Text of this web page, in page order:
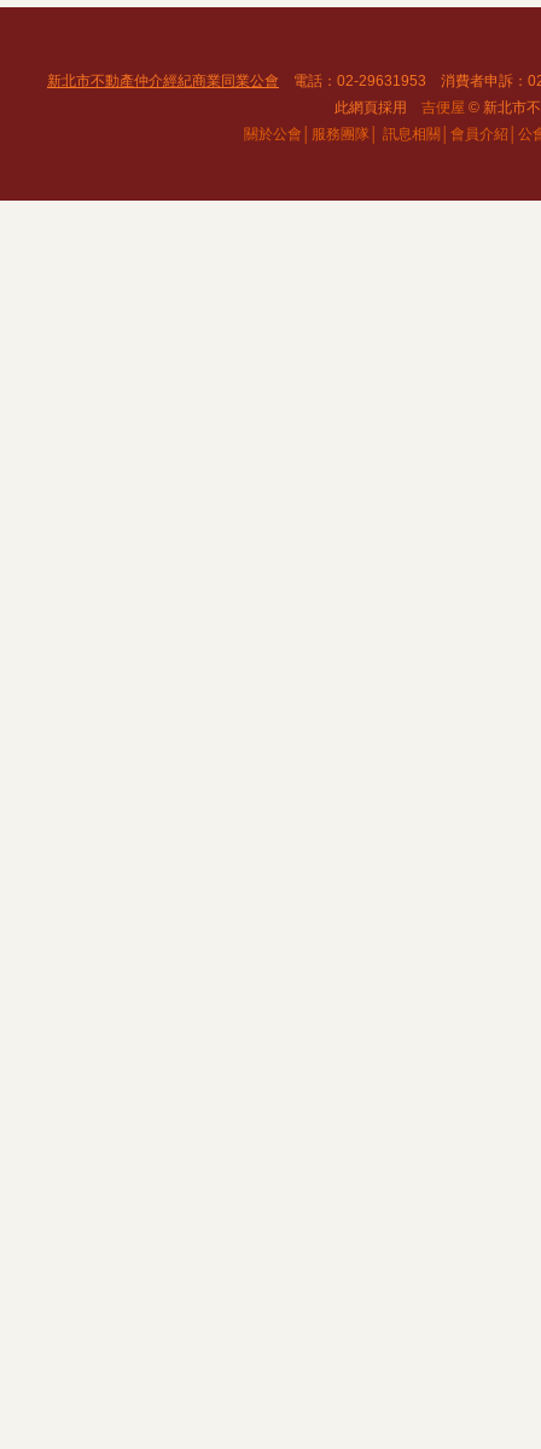
新北市不動產仲介經紀商業同業公會 電話：02-29631953 消費者申訴：
此網頁採用 吉便屋 © 新北市
關於公會│ 服務團隊│ 訊息相關│ 會員介紹│ 公